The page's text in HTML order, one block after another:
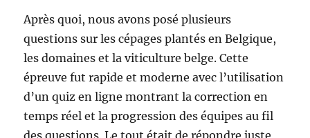
Après quoi, nous avons posé plusieurs
questions sur les cépages plantés en Belgique,
les domaines et la viticulture belge. Cette
épreuve fut rapide et moderne avec l’utilisation
d’un quiz en ligne montrant la correction en
temps réel et la progression des équipes au fil
des questions. Le tout était de répondre juste